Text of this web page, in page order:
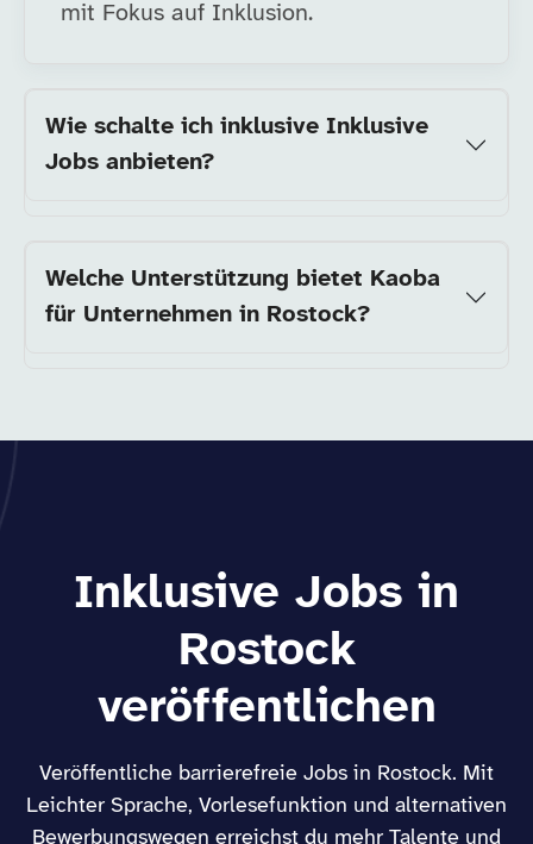
mit Fokus auf Inklusion.
Wie schalte ich inklusive Inklusive
Jobs anbieten?
Welche Unterstützung bietet Kaoba
für Unternehmen in Rostock?
Inklusive Jobs in
Rostock
veröffentlichen
Veröffentliche barrierefreie Jobs in Rostock. Mit
Leichter Sprache, Vorlesefunktion und alternativen
Bewerbungswegen erreichst du mehr Talente und